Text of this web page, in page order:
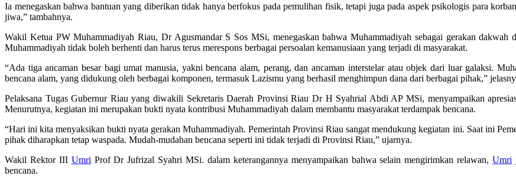
Ia menegaskan bahwa bantuan yang diberikan tidak hanya berfokus pada pemulihan fisik, tetapi juga pada aspek psikologis para
jiwa,” tambahnya.
Wakil Ketua PW Muhammadiyah Riau, Dr Agusmandar S Sos MSi, menegaskan bahwa Muhammadiyah sebagai gerakan dakwah
Muhammadiyah tidak boleh berhenti dan harus terus merespons berbagai persoalan kemanusiaan yang terjadi di masyarakat.
“Ada tiga ancaman besar bagi umat manusia, yakni bencana alam, perang, dan ancaman interstelar atau objek dari luar galaksi.
bencana alam, yang didukung oleh berbagai komponen, termasuk Lazismu yang berhasil menghimpun dana dari berbagai pihak,”
Pelaksana Tugas Gubernur Riau yang diwakili Sekretaris Daerah Provinsi Riau Dr H Syahrial Abdi AP MSi, menyampaikan
Menurutnya, kegiatan ini merupakan bukti nyata kontribusi Muhammadiyah dalam membantu masyarakat terdampak bencana.
“Hari ini kita menyaksikan bukti nyata gerakan Muhammadiyah. Pemerintah Provinsi Riau sangat mendukung kegiatan ini. Saat ini
pihak diharapkan tetap waspada. Mudah-mudahan bencana seperti ini tidak terjadi di Provinsi Riau,” ujarnya.
Wakil Rektor III Umri Prof Dr Jufrizal Syahri MSi. dalam keterangannya menyampaikan bahwa selain mengirimkan relawan,Umri
bencana.